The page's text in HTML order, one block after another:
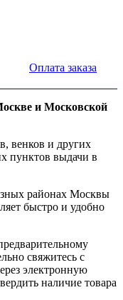
Оплата заказа
и Московской
венков и других
пунктов выдачи в
районах Москвы
быстро и удобно
свяжитесь с
электронную
наличие товара